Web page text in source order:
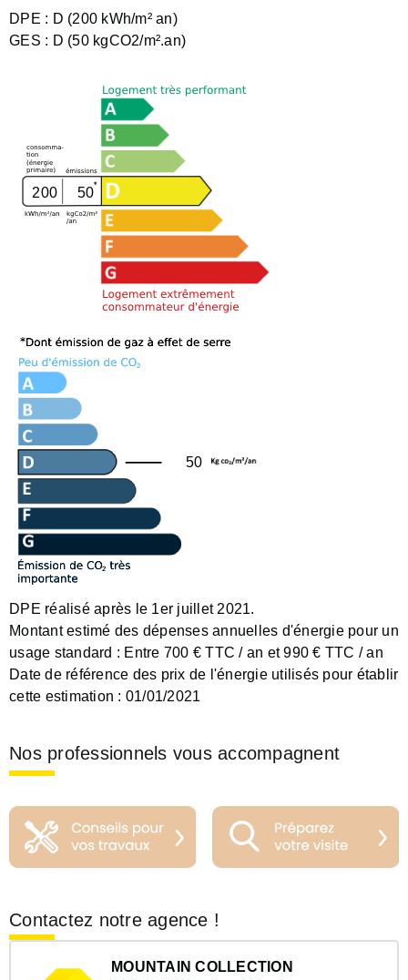
DPE : D (200 kWh/m² an)
GES : D (50 kgCO2/m².an)
200 50
50
DPE réalisé après le 1er juillet 2021.
Montant estimé des dépenses annuelles d'énergie pour un
usage standard : Entre 700 € TTC / an et 990 € TTC / an
Date de référence des prix de l'énergie utilisés pour établir
cette estimation : 01/01/2021
Nos professionnels vous accompagnent
Contactez notre agence !
MOUNTAIN COLLECTION